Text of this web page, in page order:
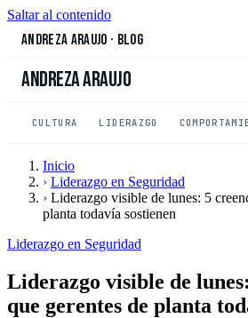
Saltar al contenido
Andreza Araujo · Blog
Andreza Araujo
CULTURA LIDERAZGO
Inicio
› Liderazgo en Seguridad
› Liderazgo visible de lunes: 5
planta todavía sostienen
Liderazgo en Seguridad
Liderazgo visible de
que gerentes de planta